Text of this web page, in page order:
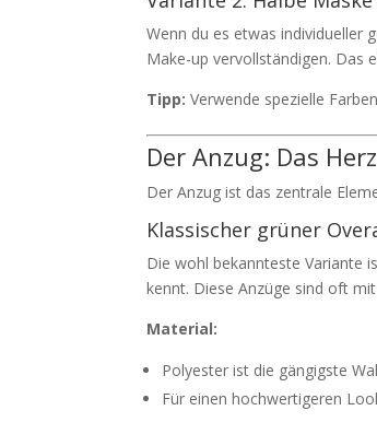
Wenn du es etwas individueller
Make-up vervollständigen. Das
Tipp: Verwende spezielle
Der Anzug: Das
Der Anzug ist das zentrale
Klassischer grüner
Die wohl bekannteste Variante
kennt. Diese Anzüge sind oft
Material:
Polyester ist die gängigste
Für einen hochwertigeren